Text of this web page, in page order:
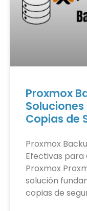
Proxmox
Copias de
Proxmox
Efectivas para
Proxmox
solución
copias de